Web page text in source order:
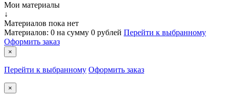
Мои материалы
↓
Материалов пока нет
Материалов: 0 на сумму 0 рублей Перейти к выбранному
Оформить заказ
×
Перейти к выбранному Оформить заказ
×